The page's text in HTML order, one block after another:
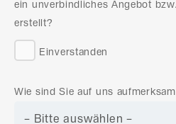
ein unverbindliches Angebot
erstellt?
Einverstanden
Wie sind Sie auf uns